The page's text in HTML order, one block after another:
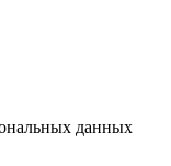
данных